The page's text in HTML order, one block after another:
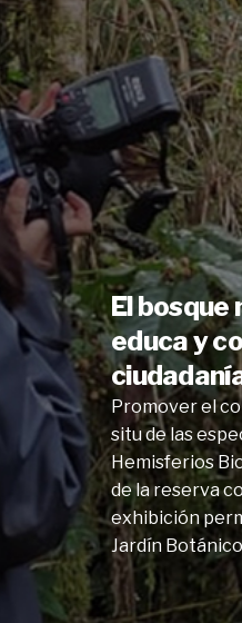
El bosque
educa y
Promover el
situ de las
Hemisferios
de la reserva
exhibición
Jardín